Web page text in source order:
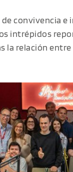
convivencia e
intrépidos
la relación